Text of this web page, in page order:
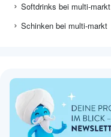
Softdrinks bei multi-markt
Schinken bei multi-markt